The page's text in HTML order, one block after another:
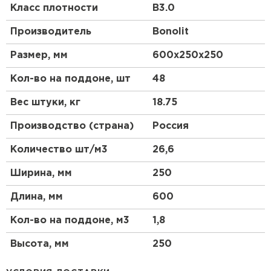
Особенности
Легкость и прочность
Газобетонные блоки отличаются легкостью, что
значительно упрощает процесс их
транспортировки и монтажа. В то же время,
газобетон обладает высокой прочностью, что
позволяет использовать его для возведения
несущих конструкций.
Теплоизоляция
Одной из ключевых особенностей газобетона
является его высокая теплоизоляция. Благодаря
пористой структуре, газобетонные блоки
эффективно сохраняют тепло внутри помещения,
что позволяет снизить затраты на отопление.
Экологичность
материалом, так как изготавливается из
Класс плотности B3.0
Производитель Bonolit
Размер, мм 600х250х250
Кол-во на поддоне, шт 48
Вес штуки, кг 18.75
Производство (страна) Россия
Количество шт/м3 26,6
Ширина, мм 250
Длина, мм 600
Кол-во на поддоне, м3 1,8
Высота, мм 250